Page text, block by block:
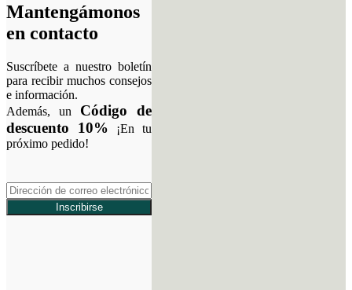
Mantengámonos
en contacto
Suscríbete a nuestro boletín
para recibir muchos consejos
e información.
Además, un Código de
descuento 10% ¡En tu
próximo pedido!
Inscribirse